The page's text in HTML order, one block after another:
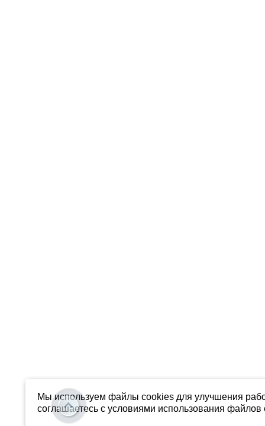
Мы используем файлы cookies для улучшения
соглашаетесь с условиями использования файлов